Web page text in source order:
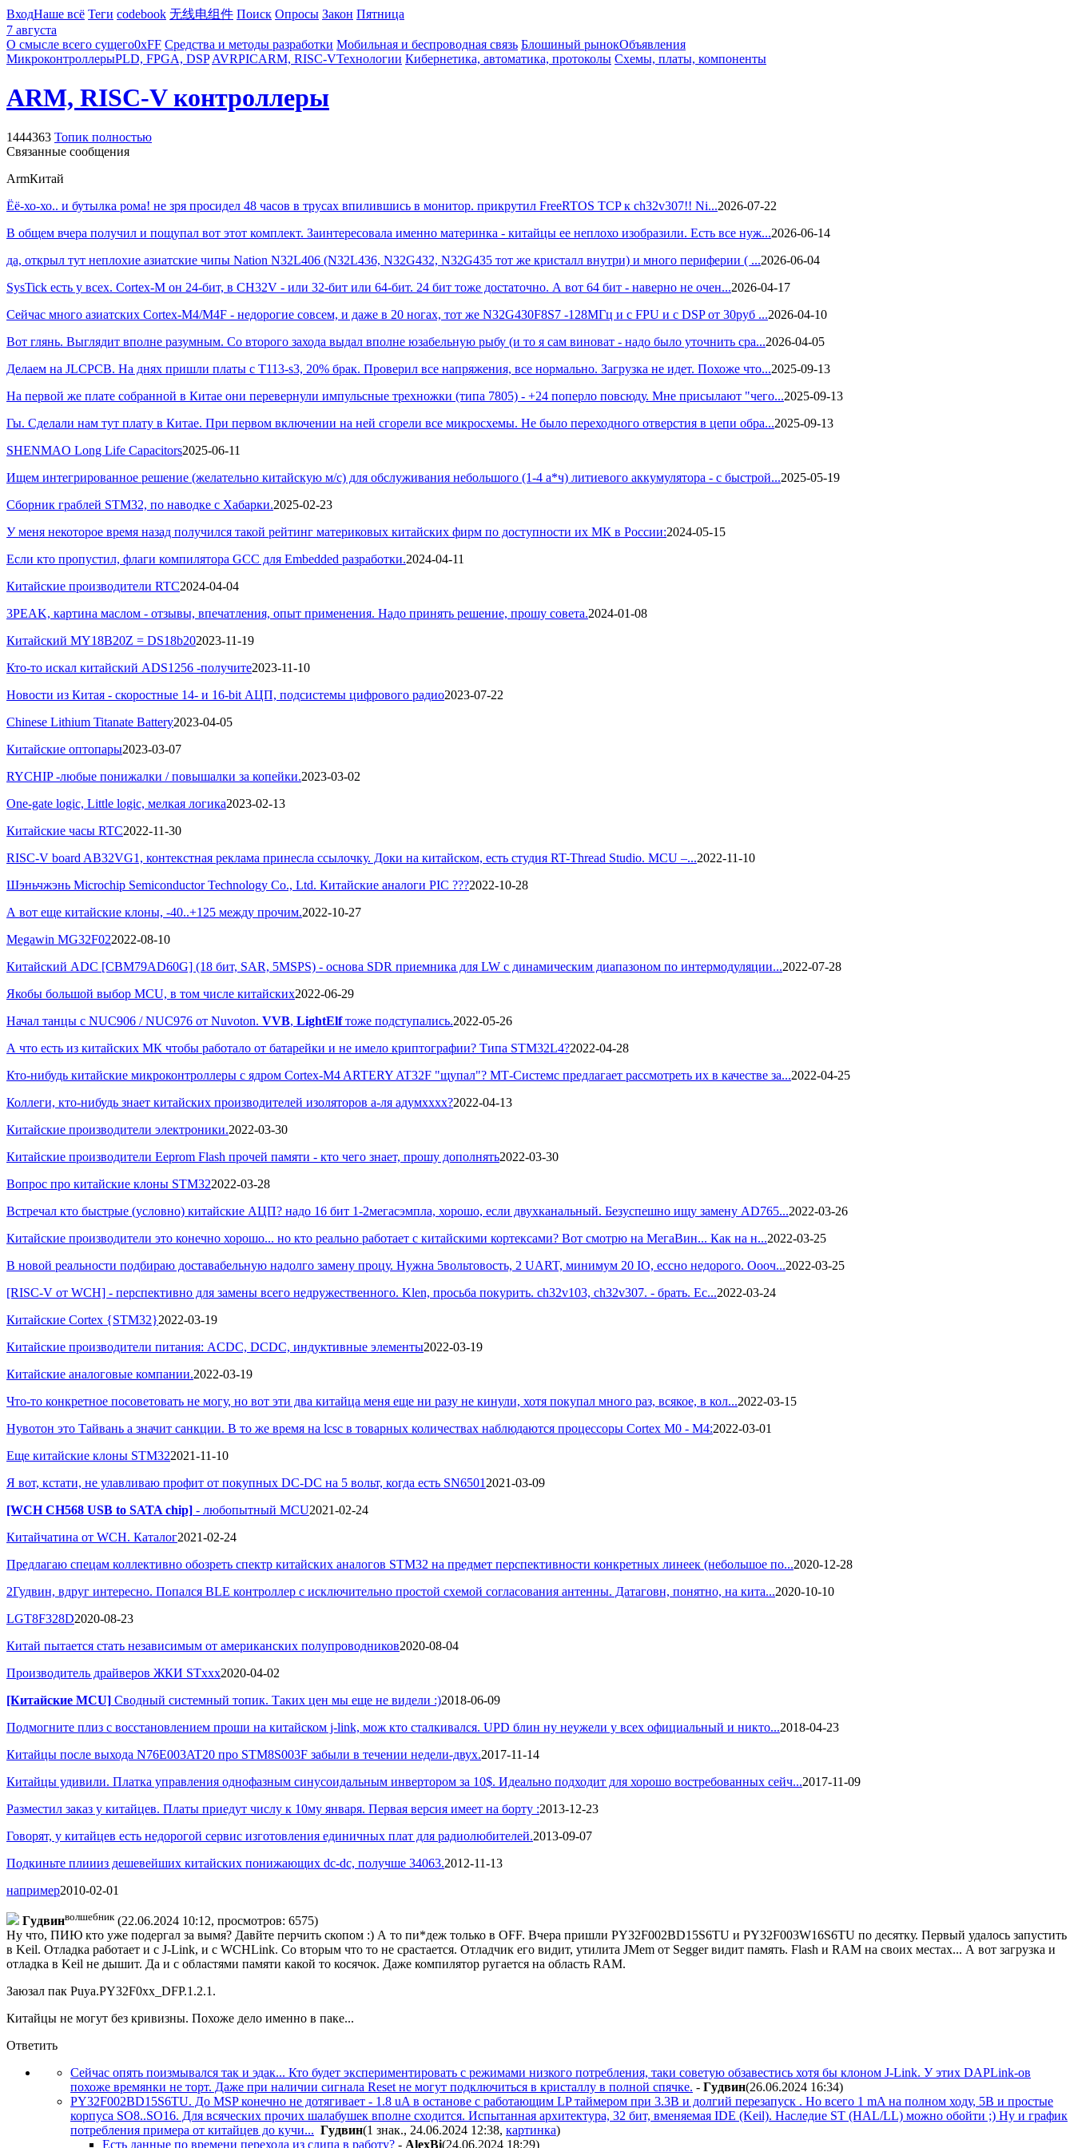
ВходНаше всё Теги codebook 无线电组件 Поиск Опросы Закон Пятница
7 августа
О смысле всего сущего0xFF Средства и методы разработки Мобильная и беспроводная связь Блошиный рынокОбъявления
МикроконтроллерыPLD, FPGA, DSP AVRPICARM, RISC-VТехнологии Кибернетика, автоматика, протоколы Схемы, платы, компоненты
ARM, RISC-V контроллеры
1444363 Топик полностью
Связанные сообщения
ArmКитай
Ёё-хо-хо.. и бутылка рома! не зря просидел 48 часов в трусах впилившись в монитор. прикрутил FreeRTOS TCP к ch32v307!! Ni...2026-07-22
В общем вчера получил и пощупал вот этот комплект. Заинтересовала именно материнка - китайцы ее неплохо изобразили. Есть все нуж...2026-06-14
да, открыл тут неплохие азиатские чипы Nation N32L406 (N32L436, N32G432, N32G435 тот же кристалл внутри) и много периферии ( ...2026-06-04
SysTick есть у всех. Cortex-M он 24-бит, в CH32V - или 32-бит или 64-бит. 24 бит тоже достаточно. А вот 64 бит - наверно не очен...2026-04-17
Сейчас много азиатских Cortex-M4/M4F - недорогие совсем, и даже в 20 ногах, тот же N32G430F8S7 -128МГц и с FPU и с DSP от 30руб ...2026-04-10
Вот глянь. Выглядит вполне разумным. Со второго захода выдал вполне юзабельную рыбу (и то я сам виноват - надо было уточнить сра...2026-04-05
Делаем на JLCPCB. На днях пришли платы с T113-s3, 20% брак. Проверил все напряжения, все нормально. Загрузка не идет. Похоже что...2025-09-13
На первой же плате собранной в Китае они перевернули импульсные трехножки (типа 7805) - +24 поперло повсюду. Мне присылают "чего...2025-09-13
Гы. Сделали нам тут плату в Китае. При первом включении на ней сгорели все микросхемы. Не было переходного отверстия в цепи обра...2025-09-13
SHENMAO Long Life Capacitors2025-06-11
Ищем интегрированное решение (желательно китайскую м/с) для обслуживания небольшого (1-4 а*ч) литиевого аккумулятора - с быстрой...2025-05-19
Сборник граблей STM32, по наводке с Хабарки.2025-02-23
У меня некоторое время назад получился такой рейтинг материковых китайских фирм по доступности их МК в России:2024-05-15
Если кто пропустил, флаги компилятора GCC для Embedded разработки.2024-04-11
Китайские производители RTC2024-04-04
3PEAK, картина маслом - отзывы, впечатления, опыт применения. Надо принять решение, прошу совета.2024-01-08
Китайский MY18B20Z = DS18b202023-11-19
Кто-то искал китайский ADS1256 -получите2023-11-10
Новости из Китая - скоростные 14- и 16-bit АЦП, подсистемы цифрового радио2023-07-22
Chinese Lithium Titanate Battery2023-04-05
Китайские оптопары2023-03-07
RYCHIP -любые понижалки / повышалки за копейки.2023-03-02
One-gate logic, Little logic, мелкая логика2023-02-13
Китайские часы RTC2022-11-30
RISC-V board AB32VG1, контекстная реклама принесла ссылочку. Доки на китайском, есть студия RT-Thread Studio. MCU –...2022-11-10
Шэньчжэнь Microchip Semiconductor Technology Co., Ltd. Китайские аналоги PIC ???2022-10-28
А вот еще китайские клоны, -40..+125 между прочим.2022-10-27
Megawin MG32F022022-08-10
Китайский ADC [CBM79AD60G] (18 бит, SAR, 5MSPS) - основа SDR приемника для LW c динамическим диапазоном по интермодуляции...2022-07-28
Якобы большой выбор MCU, в том числе китайских2022-06-29
Начал танцы с NUC906 / NUC976 от Nuvoton. VVB, LightElfтоже подступались.2022-05-26
А что есть из китайских МК чтобы работало от батарейки и не имело криптографии? Типа STM32L4?2022-04-28
Кто-нибудь китайские микроконтроллеры с ядром Cortex-M4 ARTERY AT32F "щупал"? МТ-Системс предлагает рассмотреть их в качестве за...2022-04-25
Коллеги, кто-нибудь знает китайских производителей изоляторов а-ля адумхххх?2022-04-13
Китайские производители электроники.2022-03-30
Китайские производители Eeprom Flash прочей памяти - кто чего знает, прошу дополнять2022-03-30
Вопрос про китайские клоны STM322022-03-28
Встречал кто быстрые (условно) китайские АЦП? надо 16 бит 1-2мегасэмпла, хорошо, если двухканальный. Безуспешно ищу замену AD765...2022-03-26
Китайские производители это конечно хорошо... но кто реально работает с китайскими кортексами? Вот смотрю на МегаВин... Как на н...2022-03-25
В новой реальности подбираю доставабельную надолго замену процу. Нужна 5вольтовость, 2 UART, минимум 20 IO, ессно недорого. Оооч...2022-03-25
[RISC-V от WCH] - перспективно для замены всего недружественного. Klen, просьба покурить. ch32v103, ch32v307. - брать. Ес...2022-03-24
Китайские Cortex {STM32}2022-03-19
Китайские производители питания: ACDC, DCDC, индуктивные элементы2022-03-19
Китайские аналоговые компании.2022-03-19
Что-то конкретное посоветовать не могу, но вот эти два китайца меня еще ни разу не кинули, хотя покупал много раз, всякое, в кол...2022-03-15
Нувотон это Тайвань а значит санкции. В то же время на lcsc в товарных количествах наблюдаются процессоры Cortex M0 - M4:2022-03-01
Еще китайские клоны STM322021-11-10
Я вот, кстати, не улавливаю профит от покупных DC-DC на 5 вольт, когда есть SN6501 2021-03-09
[WCH CH568 USB to SATA chip] - любопытный MCU2021-02-24
Китайчатина от WCH. Каталог2021-02-24
Предлагаю спецам коллективно обозреть спектр китайских аналогов STM32 на предмет перспективности конкретных линеек (небольшое по...2020-12-28
2Гудвин, вдруг интересно. Попался BLE контроллер с исключительно простой схемой согласования антенны. Датаговн, понятно, на кита...2020-10-10
LGT8F328D2020-08-23
Китай пытается стать независимым от американских полупроводников2020-08-04
Производитель драйверов ЖКИ STxxx2020-04-02
[Китайские MCU] Сводный системный топик. Таких цен мы еще не видели :)2018-06-09
Подмогните плиз с восстановлением проши на китайском j-link, мож кто сталкивался. UPD блин ну неужели у всех официальный и никто...2018-04-23
Китайцы после выхода N76E003AT20 про STM8S003F забыли в течении недели-двух.2017-11-14
Китайцы удивили. Платка управления однофазным синусоидальным инвертором за 10$. Идеально подходит для хорошо востребованных сейч...2017-11-09
Разместил заказ у китайцев. Платы приедут числу к 10му января. Первая версия имеет на борту :2013-12-23
Говорят, у китайцев есть недорогой сервис изготовления единичных плат для радиолюбителей.2013-09-07
Подкиньте плиииз дешевейших китайских понижающих dc-dc, получше 34063.2012-11-13
например2010-02-01
Гyдвинволшебник (22.06.2024 10:12, просмотров: 6575)
Ну что, ПИЮ кто уже подергал за вымя? Давйте перчить скопом :) А то пи*деж только в OFF. Вчера пришли PY32F002BD15S6TU и PY32F003W16S6TU по десятку. Первый удалось запустить
в Keil. Отладка работает и с J-Link, и с WCHLink. Со вторым что то не срастается. Отладчик его видит, утилита JMem от Segger видит память. Flash и RAM на своих местах... А вот загрузка и
отладка в Keil не дышит. Да и с областями памяти какой то косячок. Даже компилятор ругается на область RAM.
Заюзал пак Puya.PY32F0xx_DFP.1.2.1.
Китайцы не могут без кривизны. Похоже дело именно в паке...
Ответить
Сейчас опять поизмывался так и эдак... Кто будет экспериментировать c режимами низкого потребления, таки советую обзавестись хотя бы клоном J-Link. У этих DAPLink-ов
похоже времянки не торт. Даже при наличии сигнала Resеt не могут подключиться в кристаллу в полной спячке. - Гyдвин(26.06.2024 16:34)
PY32F002BD15S6TU. До MSP конечно не дотягивает - 1.8 uA в останове с работающим LP таймером при 3.3В и долгий перезапуск . Но всего 1 mA на полном ходу, 5В и простые
корпуса SO8..SO16. Для всяческих прочих шалабушек вполне сходится. Испытанная архитектура, 32 бит, вменяемая IDE (Keil). Наследие ST (HAL/LL) можно обойти ;) Ну и график
потребления примера от китайцев до кучи... Гyдвин(1 знак., 24.06.2024 12:38, картинка)
Есть данные по времени перехода из слипа в работу? - AlexBi(24.06.2024 18:29)